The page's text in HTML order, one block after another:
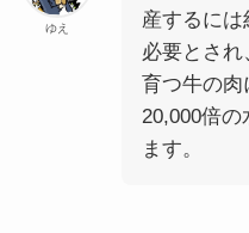
ゆえ
産するには
必要とされ
育つ牛の肉
20,000倍
ます。